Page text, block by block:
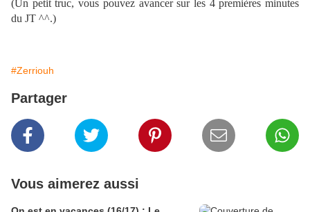
(Un petit truc, vous pouvez avancer sur les 4 premières minutes
du JT ^^.)
#Zerriouh
Partager
Vous aimerez aussi